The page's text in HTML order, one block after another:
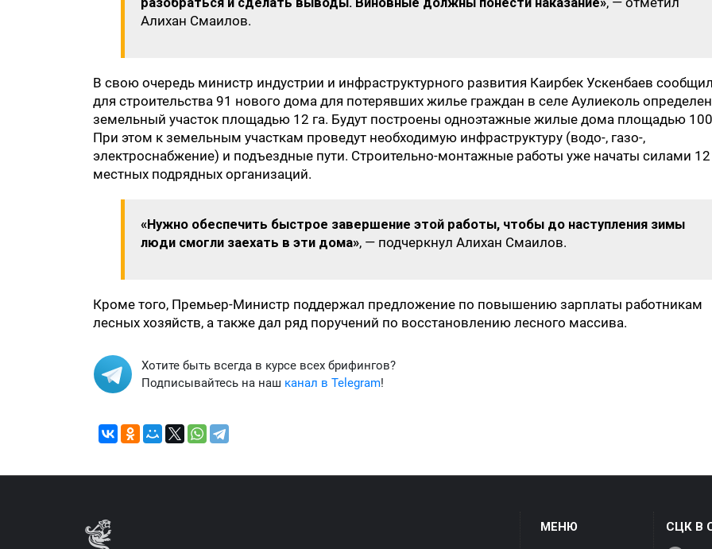
Алихан Смаилов.
В свою очередь министр индустрии и инфраструктурного развития Каирбек Ускенбаев
для строительства 91 нового дома для потерявших жилье граждан в селе Аулиеколь определен
земельный участок площадью 12 га. Будут построены одноэтажные жилые дома площадью
При этом к земельным участкам проведут необходимую инфраструктуру (водо-, газо-,
электроснабжение) и подъездные пути. Строительно-монтажные работы уже начаты силами 12
местных подрядных организаций.
«Нужно обеспечить быстрое завершение этой работы, чтобы до наступления зимы
люди смогли заехать в эти дома», — подчеркнул Алихан Смаилов.
Кроме того, Премьер-Министр поддержал предложение по повышению зарплаты работникам
лесных хозяйств, а также дал ряд поручений по восстановлению лесного массива.
Хотите быть всегда в курсе всех брифингов?
Подписывайтесь на наш канал в Telegram!
МЕНЮ СЦК В